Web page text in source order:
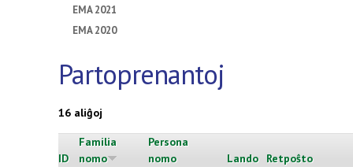
EMA 2021
EMA 2020
Partoprenantoj
16 aliĝoj
ID
Familia
nomo
Persona
nomo
Lando
Retpoŝto